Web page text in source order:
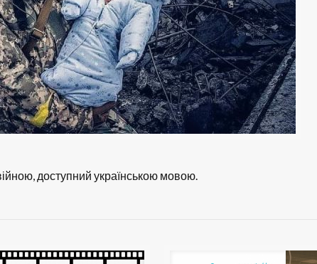
доступний українською мовою.